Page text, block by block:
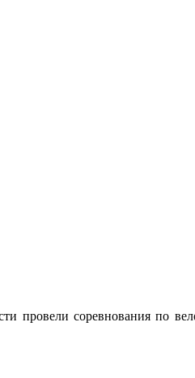
соревнования по